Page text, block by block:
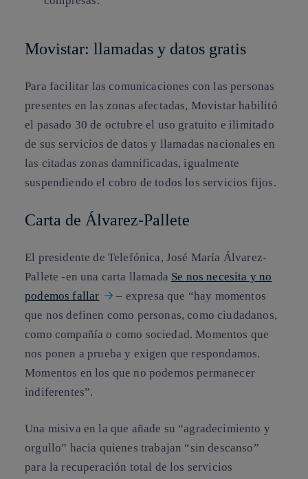
Movistar: llamadas y datos gratis
Para facilitar las comunicaciones con las personas
presentes en las zonas afectadas, Movistar habilitó
el pasado 30 de octubre el uso gratuito e ilimitado
de sus servicios de datos y llamadas nacionales en
las citadas zonas damnificadas, igualmente
suspendiendo el cobro de todos los servicios fijos.
Carta de Álvarez-Pallete
El presidente de Telefónica, José María Álvarez-
Pallete -en una carta llamada Se nos necesita y no
podemos fallar
– expresa que “hay momentos
que nos definen como personas, como ciudadanos,
como compañía o como sociedad. Momentos que
nos ponen a prueba y exigen que respondamos.
Momentos en los que no podemos permanecer
indiferentes”.
Una misiva en la que añade su “agradecimiento y
orgullo” hacia quienes trabajan “sin descanso”
para la recuperación total de los servicios